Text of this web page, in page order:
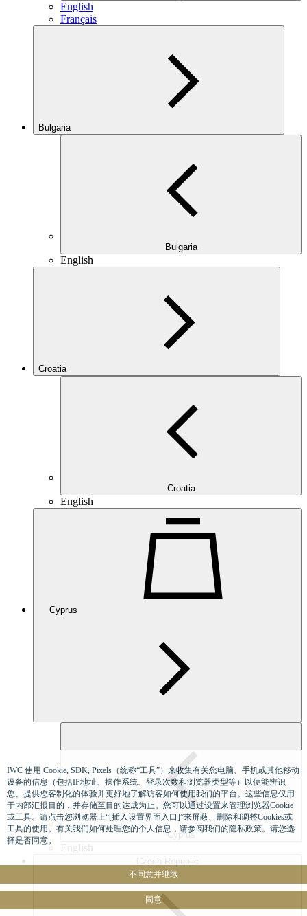
English
Français
Bulgaria
Bulgaria
English
Croatia
Croatia
English
Cyprus
Cyprus
English
Czech Republic
IWC 使用 Cookie, SDK, Pixels（统称“工具”）来收集有关您电脑、手机或其他移动
设备的信息（包括IP地址、操作系统、登录次数和浏览器类型等）以便能辨识
您、提供您客制化的体验并更好地了解访客如何使用我们的平台。这些信息仅用
于内部汇报目的，并存储至目的达成为止。您可以通过设置来管理浏览器Cookie
或工具。请点击您浏览器上“[插入设置界面入口]”来屏蔽、删除和调整Cookies或
工具的使用。有关我们如何处理您的个人信息，请参阅我们的隐私政策。请您选
择是否同意。
不同意并继续
同意